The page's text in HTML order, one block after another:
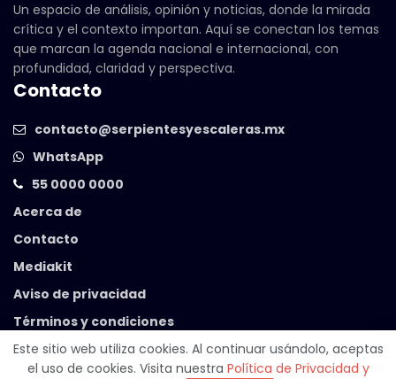
Un espacio de análisis, opinión y noticias, donde la mirada
crítica y el contexto importan. Aquí se conectan los temas
que marcan la agenda nacional e internacional, con
profundidad, claridad y perspectiva.
Contacto
contacto@serpientesyescaleras.mx
WhatsApp
55 0000 0000
Acerca de
Contacto
Mediakit
Aviso de privacidad
Términos y condiciones
Este sitio web utiliza cookies. Al continuar usándolo, aceptas
el uso de cookies. Visita nuestra Política de Privacidad y